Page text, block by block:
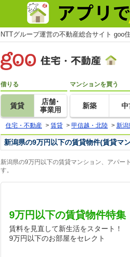
NTTグループ運営の不動産総合サイト goo
借りる
賃貸
店舗･
事業用
マンションを買う
新築 中
住宅・不動産 > 賃貸 > 甲信越・北陸 > 新潟
新潟県の9万円以下の賃貸物件(賃貸マ
新潟県の9万円以下の賃貸マンション、アパー
す。
9万円以下の賃貸物件特集
賃料を見直して新生活をスタート！
9万円以下のお部屋をセレクト